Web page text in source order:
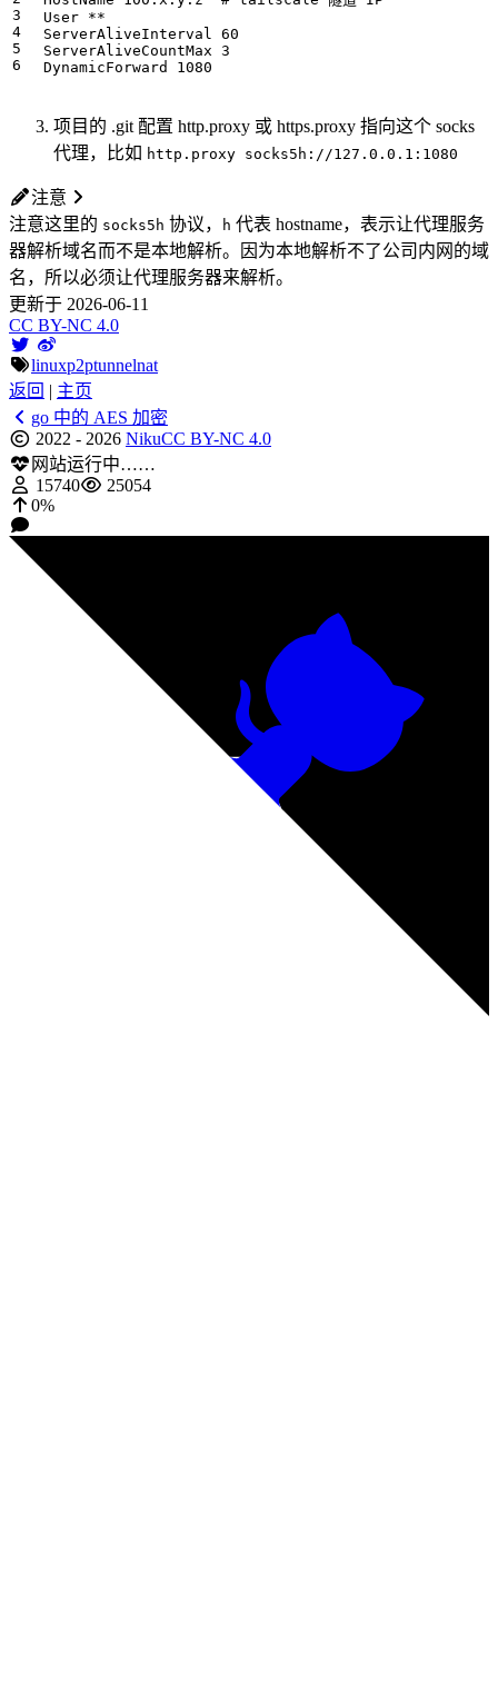
  DynamicForward 1080
项目的 .git 配置 http.proxy 或 https.proxy 指向这个 socks
代理，比如 http.proxy socks5h://127.0.0.1:1080
注意
注意这里的 socks5h 协议， h 代表 hostname，表示让代理服务
器解析域名而不是本地解析。因为本地解析不了公司内网的域
名，所以必须让代理服务器来解析。
更新于 2026-06-11
CC BY-NC 4.0
linuxp2ptunnelnat
返回 | 主页
go 中的 AES 加密
2022 - 2026 NikuCC BY-NC 4.0
网站运行中……
15740
25054
0%